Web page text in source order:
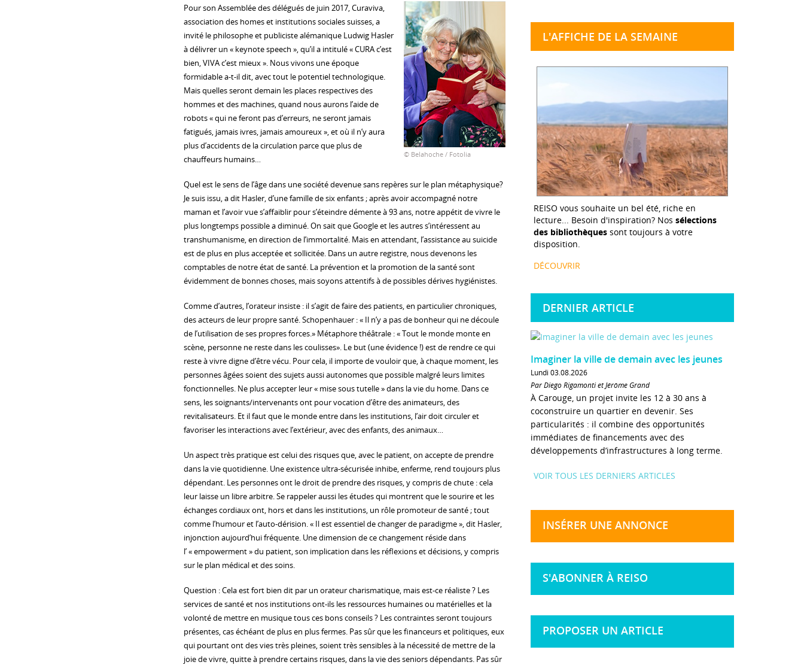
© Belahoche / Fotolia
Pour son Assemblée des délégués de juin 2017, Curaviva,
association des homes et institutions sociales suisses, a
invité le philosophe et publiciste alémanique Ludwig Hasler
à délivrer un « keynote speech », qu’il a intitulé « CURA c’est
bien, VIVA c’est mieux ». Nous vivons une époque
formidable a-t-il dit, avec tout le potentiel technologique.
Mais quelles seront demain les places respectives des
hommes et des machines, quand nous aurons l’aide de
robots « qui ne feront pas d’erreurs, ne seront jamais
fatigués, jamais ivres, jamais amoureux », et où il n’y aura
plus d’accidents de la circulation parce que plus de
chauffeurs humains…
Quel est le sens de l’âge dans une société devenue sans repères sur le plan métaphysique?
Je suis issu, a dit Hasler, d’une famille de six enfants ; après avoir accompagné notre
maman et l’avoir vue s’affaiblir pour s’éteindre démente à 93 ans, notre appétit de vivre le
plus longtemps possible a diminué. On sait que Google et les autres s’intéressent au
transhumanisme, en direction de l’immortalité. Mais en attendant, l’assistance au suicide
est de plus en plus acceptée et sollicitée. Dans un autre registre, nous devenons les
comptables de notre état de santé. La prévention et la promotion de la santé sont
évidemment de bonnes choses, mais soyons attentifs à de possibles dérives hygiénistes.
Comme d’autres, l’orateur insiste : il s’agit de faire des patients, en particulier chroniques,
des acteurs de leur propre santé. Schopenhauer : « Il n’y a pas de bonheur qui ne découle
de l’utilisation de ses propres forces.» Métaphore théâtrale : « Tout le monde monte en
scène, personne ne reste dans les coulisses». Le but (une évidence !) est de rendre ce qui
reste à vivre digne d’être vécu. Pour cela, il importe de vouloir que, à chaque moment, les
personnes âgées soient des sujets aussi autonomes que possible malgré leurs limites
fonctionnelles. Ne plus accepter leur « mise sous tutelle » dans la vie du home. Dans ce
sens, les soignants/intervenants ont pour vocation d’être des animateurs, des
revitalisateurs. Et il faut que le monde entre dans les institutions, l’air doit circuler et
favoriser les interactions avec l’extérieur, avec des enfants, des animaux…
Un aspect très pratique est celui des risques que, avec le patient, on accepte de prendre
dans la vie quotidienne. Une existence ultra-sécurisée inhibe, enferme, rend toujours plus
dépendant. Les personnes ont le droit de prendre des risques, y compris de chute : cela
leur laisse un libre arbitre. Se rappeler aussi les études qui montrent que le sourire et les
échanges cordiaux ont, hors et dans les institutions, un rôle promoteur de santé ; tout
comme l’humour et l’auto-dérision. « Il est essentiel de changer de paradigme », dit Hasler,
injonction aujourd’hui fréquente. Une dimension de ce changement réside dans
l’ « empowerment » du patient, son implication dans les réflexions et décisions, y compris
sur le plan médical et des soins.
Question : Cela est fort bien dit par un orateur charismatique, mais est-ce réaliste ? Les
services de santé et nos institutions ont-ils les ressources humaines ou matérielles et la
volonté de mettre en musique tous ces bons conseils ? Les contraintes seront toujours
présentes, cas échéant de plus en plus fermes. Pas sûr que les financeurs et politiques, eux
qui pourtant ont des vies très pleines, soient très sensibles à la nécessité de mettre de la
joie de vivre, quitte à prendre certains risques, dans la vie des seniors dépendants. Pas sûr
L'AFFICHE DE LA SEMAINE
REISO vous souhaite un bel été, riche en
lecture... Besoin d'inspiration? Nos sélections
des bibliothèques sont toujours à votre
disposition.
DÉCOUVRIR
DERNIER ARTICLE
Imaginer la ville de demain avec les jeunes
Lundi 03.08.2026
Par Diego Rigamonti et Jérôme Grand
À Carouge, un projet invite les 12 à 30 ans à
coconstruire un quartier en devenir. Ses
particularités : il combine des opportunités
immédiates de financements avec des
développements d’infrastructures à long terme.
VOIR TOUS LES DERNIERS ARTICLES
INSÉRER UNE ANNONCE
S'ABONNER À REISO
PROPOSER UN ARTICLE